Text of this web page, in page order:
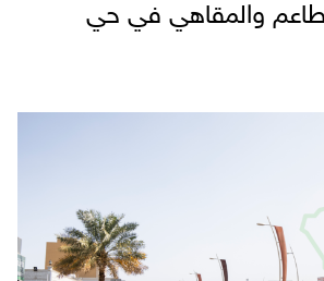
والمقاهي في حي